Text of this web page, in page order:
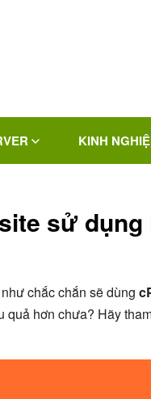
KINH
sử dụng
chắc chắn sẽ dùng
hơn chưa? Hãy